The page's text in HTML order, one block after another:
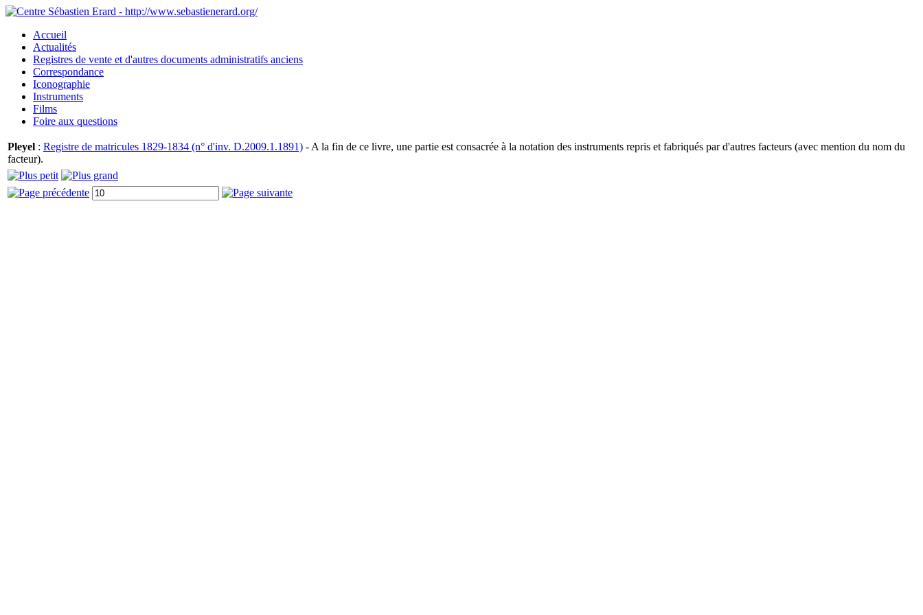
Accueil
Actualités
Registres de vente et d'autres documents administratifs anciens
Correspondance
Iconographie
Instruments
Films
Foire aux questions
Pleyel : Registre de matricules 1829-1834 (n° d'inv. D.2009.1.1891) - A la fin de ce livre, une partie est consacrée à la notation des instruments repris et fabriqués par d'autres facteurs (avec mention du nom du
facteur).